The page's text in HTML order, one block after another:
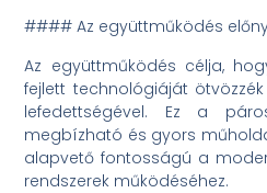
#### Az együttműködés
Az együttműködés célja,
fejlett technológiáját
lefedettségével. Ez a
megbízható és gyors
alapvető fontosságú a
rendszerek működéséhez.